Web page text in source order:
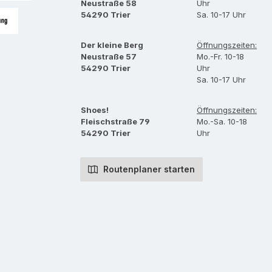
per ÜberweisungNeustraße 58
54290 Trier
Uhr
Sa. 10-17 Uhr
Der kleine Berg
Neustraße 57
54290 Trier
Öffnungszeiten:
Mo.-Fr. 10-18
Uhr
Sa. 10-17 Uhr
Shoes!
Fleischstraße 79
54290 Trier
Öffnungszeiten:
Mo.-Sa. 10-18
Uhr
Routenplaner starten